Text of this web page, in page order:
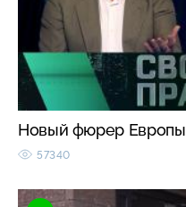
Новый фюрер Европы
57340